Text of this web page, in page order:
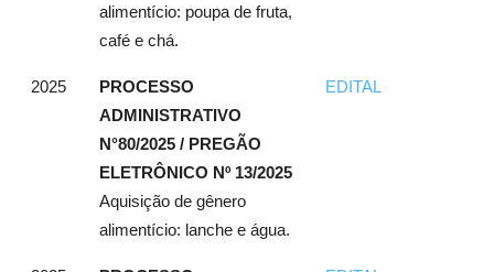
alimentício: poupa de fruta,
café e chá.
2025
PROCESSO
ADMINISTRATIVO
N°80/2025 / PREGÃO
ELETRÔNICO Nº 13/2025
Aquisição de gênero
alimentício: lanche e água.
EDITAL